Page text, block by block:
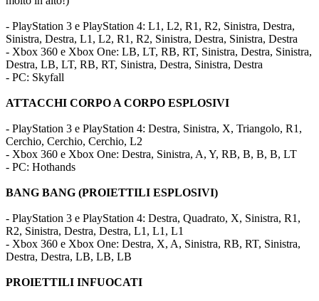
- PlayStation 3 e PlayStation 4: L1, L2, R1, R2, Sinistra, Destra,
Sinistra, Destra, L1, L2, R1, R2, Sinistra, Destra, Sinistra, Destra
- Xbox 360 e Xbox One: LB, LT, RB, RT, Sinistra, Destra, Sinistra,
Destra, LB, LT, RB, RT, Sinistra, Destra, Sinistra, Destra
- PC: Skyfall
ATTACCHI CORPO A CORPO ESPLOSIVI
- PlayStation 3 e PlayStation 4: Destra, Sinistra, X, Triangolo, R1,
Cerchio, Cerchio, Cerchio, L2
- Xbox 360 e Xbox One: Destra, Sinistra, A, Y, RB, B, B, B, LT
- PC: Hothands
BANG BANG (PROIETTILI ESPLOSIVI)
- PlayStation 3 e PlayStation 4: Destra, Quadrato, X, Sinistra, R1,
R2, Sinistra, Destra, Destra, L1, L1, L1
- Xbox 360 e Xbox One: Destra, X, A, Sinistra, RB, RT, Sinistra,
Destra, Destra, LB, LB, LB
PROIETTILI INFUOCATI